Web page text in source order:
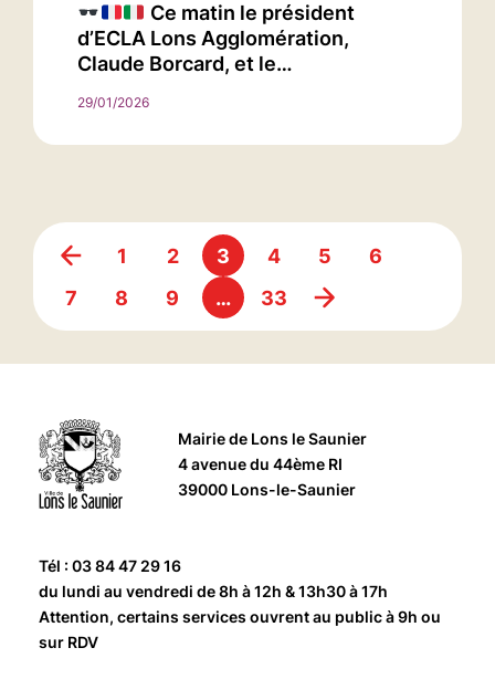
Ce matin le président
d’ECLA Lons Agglomération,
Claude Borcard, et le…
29/01/2026
1 2 3 4 5
6
7
8 9 … 33
Mairie de Lons le Saunier
4 avenue du 44ème RI
39000 Lons-le-Saunier
Tél : 03 84 47 29 16
du lundi au vendredi de 8h à 12h & 13h30 à 17h
Attention, certains services ouvrent au public à 9h ou
sur RDV